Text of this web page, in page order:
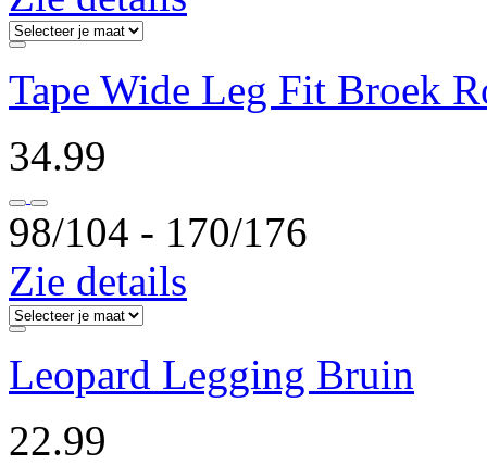
Tape Wide Leg Fit Broek
34.99
98/104 ‐ 170/176
Zie details
Leopard Legging Bruin
22.99